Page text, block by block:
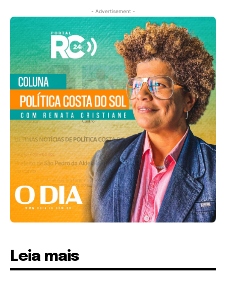
- Advertisement -
Leia mais